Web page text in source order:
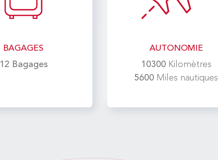
BAGAGES
12 Bagages
AUTONOMIE
10300Kilomètres
5600 Miles nautiques